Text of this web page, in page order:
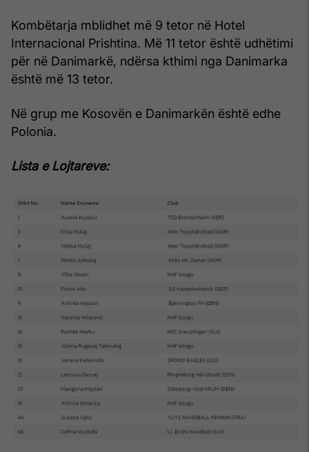
Kombëtarja mblidhet më 9 tetor në Hotel
Internacional Prishtina. Më 11 tetor është udhëtimi
për në Danimarkë, ndërsa kthimi nga Danimarka
është më 13 tetor.
Në grup me Kosovën e Danimarkën është edhe
Polonia.
Lista e Lojtareve: